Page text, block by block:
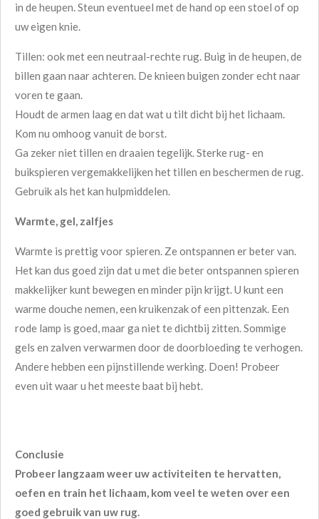
in de heupen. Steun eventueel met de hand op een stoel of op
uw eigen knie.
Tillen: ook met een neutraal-rechte rug. Buig in de heupen, de
billen gaan naar achteren. De knieen buigen zonder echt naar
voren te gaan.
Houdt de armen laag en dat wat u tilt dicht bij het lichaam.
Kom nu omhoog vanuit de borst.
Ga zeker niet tillen en draaien tegelijk. Sterke rug- en
buikspieren vergemakkelijken het tillen en beschermen de rug.
Gebruik als het kan hulpmiddelen.
Warmte, gel, zalfjes
Warmte is prettig voor spieren. Ze ontspannen er beter van.
Het kan dus goed zijn dat u met die beter ontspannen spieren
makkelijker kunt bewegen en minder pijn krijgt. U kunt een
warme douche nemen, een kruikenzak of een pittenzak. Een
rode lamp is goed, maar ga niet te dichtbij zitten. Sommige
gels en zalven verwarmen door de doorbloeding te verhogen.
Andere hebben een pijnstillende werking. Doen! Probeer
even uit waar u het meeste baat bij hebt.
Conclusie
Probeer langzaam weer uw activiteiten te hervatten,
oefen en train het lichaam, kom veel te weten over een
goed gebruik van uw rug.